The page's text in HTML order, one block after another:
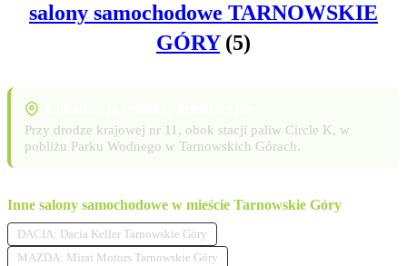
salony samochodowe TARNOWSKIE
GÓRY(5)
Przy drodze krajowej nr 11, obok stacji paliw Circle K, w
pobliżu Parku Wodnego w Tarnowskich Górach.
Inne salony samochodowe w mieście Tarnowskie Góry
DACIA: Dacia Keller Tarnowskie Góry
MAZDA: Mirai Motors Tarnowskie Góry